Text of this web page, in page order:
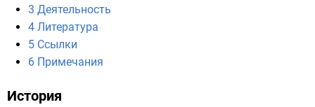
3 Деятельность
4 Литература
5 Ссылки
6 Примечания
История